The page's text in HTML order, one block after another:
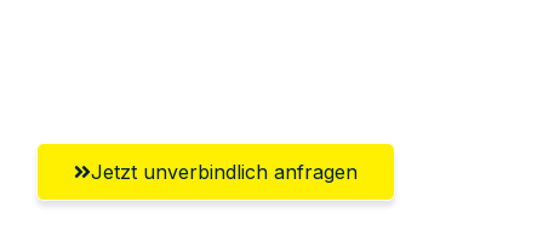
Jetzt unverbindlich anfragen